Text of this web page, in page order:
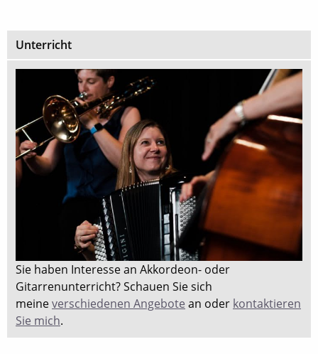
Unterricht
Sie haben Interesse an Akkordeon- oder
Gitarrenunterricht? Schauen Sie sich
meineverschiedenen Angebote an oder kontaktieren
Sie mich.